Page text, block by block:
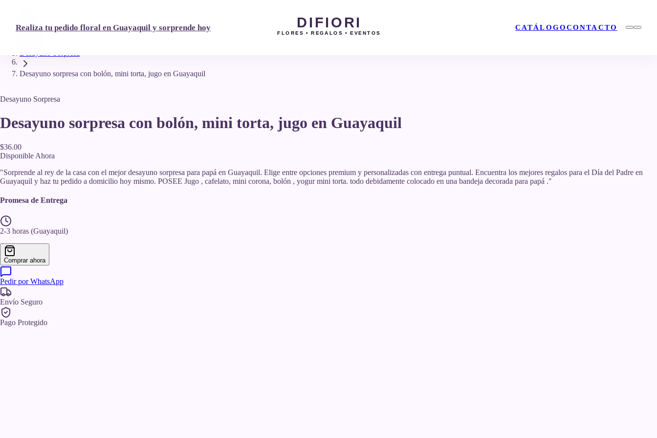
Realiza tu pedido floral en Guayaquil y sorprende hoy DIFIORI
FLORES • REGALOS • EVENTOS
CATÁLOGOCONTACTO
Catálogo
Desayuno sorpresa con bolón, mini torta, jugo en Guayaquil
Desayuno Sorpresa
Desayuno sorpresa con bolón, mini torta, jugo en Guayaquil
$36.00
Disponible Ahora
"Sorprende al rey de la casa con el mejor desayuno sorpresa para papá en Guayaquil. Elige entre opciones premium y personalizadas con entrega puntual. Encuentra los mejores regalos para el Día del Padre en
Guayaquil y haz tu pedido a domicilio hoy mismo. POSEE Jugo , cafelato, mini corona, bolón , yogur mini torta. todo debidamente colocado en una bandeja decorada para papá ."
Promesa de Entrega
2-3 horas (Guayaquil)
Comprar ahora
Pedir por WhatsApp
Envío Seguro
Pago Protegido